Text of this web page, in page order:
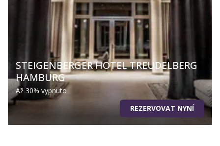
STEIGENBERGER HOTEL TREUDELBERG
HAMBURG
Až 30% vypnuto
REZERVOVAT NYNÍ